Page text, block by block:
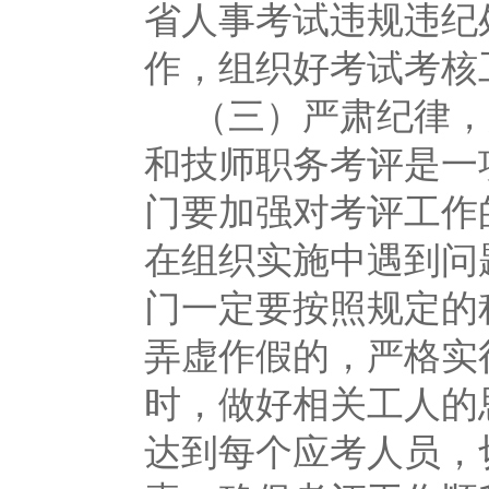
省人事考试违规违
作，组织好考试考
（三）严肃纪律
和技师职务考评是
门要加强对考评工
在组织实施中遇到
门一定要按照规定
弄虚作假的，严格
时，做好相关工人
达到每个应考人员